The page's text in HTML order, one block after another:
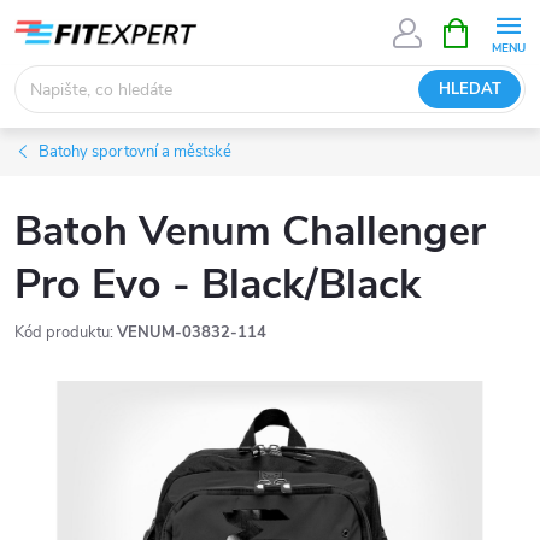
obsah
HLEDAT
NÁKUPNÍ
KOŠÍK
Batohy sportovní a městské
Batoh Venum Challenger
Pro Evo - Black/Black
Kód produktu: VENUM-03832-114